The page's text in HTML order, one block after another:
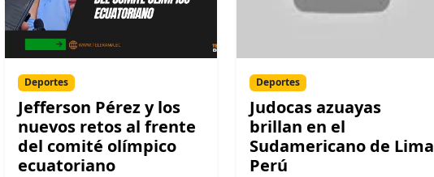
Deportes
Jefferson Pérez y los
nuevos retos al frente
del comité olímpico
ecuatoriano
Deportes
Judocas azuayas
brillan en el
Sudamericano de Lima
Perú